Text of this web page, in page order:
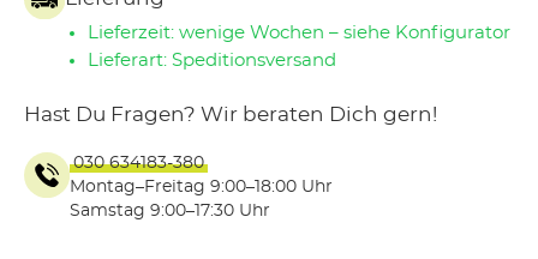
Lieferzeit: wenige Wochen – siehe Konfigurator
Lieferart: Speditionsversand
Hast Du Fragen? Wir beraten Dich gern!
030 634183-380
Montag–Freitag 9:00–18:00 Uhr
Samstag 9:00–17:30 Uhr